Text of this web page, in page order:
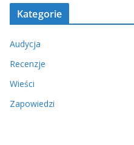
Kategorie
Audycja
Recenzje
Wieści
Zapowiedzi